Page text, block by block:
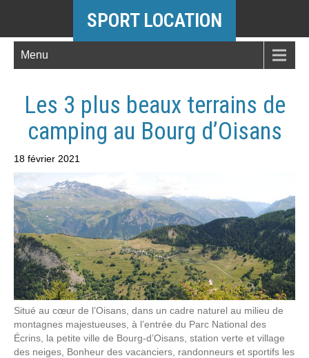
SPORT LOCATION
Menu
Les 3 plus beaux terrains de
camping au Bourg d’Oisans
18 février 2021
Situé au cœur de l’Oisans, dans un cadre naturel au milieu de
montagnes majestueuses, à l’entrée du Parc National des
Écrins, la petite ville de Bourg-d’Oisans, station verte et village
des neiges, Bonheur des vacanciers, randonneurs et sportifs les